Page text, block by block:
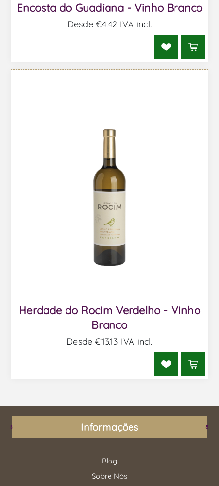
Encosta do Guadiana - Vinho Branco
Desde €4,42 IVA incl.
Herdade do Rocim Verdelho - Vinho
Branco
Desde €13,13 IVA incl.
Informações
Blog
Sobre Nós